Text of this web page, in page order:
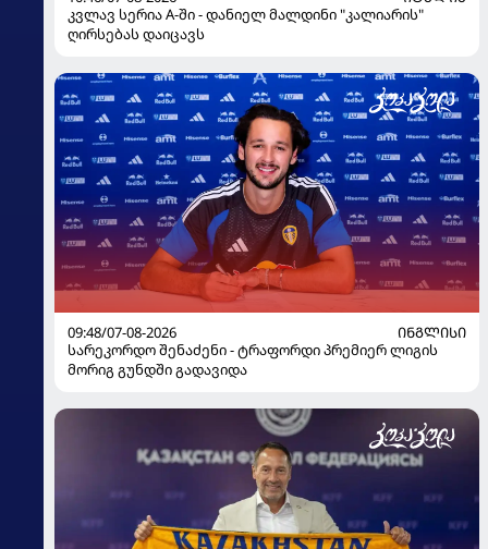
კვლავ სერია A-ში - დანიელ მალდინი "კალიარის"
ღირსებას დაიცავს
09:48/07-08-2026
ᲘᲜᲒᲚᲘᲡᲘ
სარეკორდო შენაძენი - ტრაფორდი პრემიერ ლიგის
მორიგ გუნდში გადავიდა